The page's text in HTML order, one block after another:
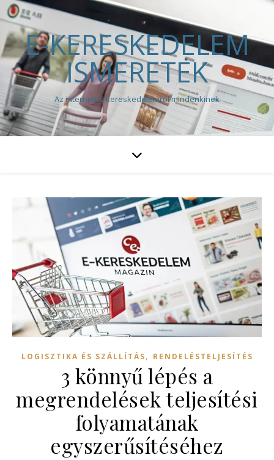
E-KERESKEDELEM
ISMERETEK
Az internetes kereskedelemről mindenkinek
LOGISZTIKA ÉS SZÁLLÍTÁS, RENDELÉSTELJESÍTÉS
3 könnyű lépés a
megrendelések teljesítési
folyamatának
egyszerűsítéséhez